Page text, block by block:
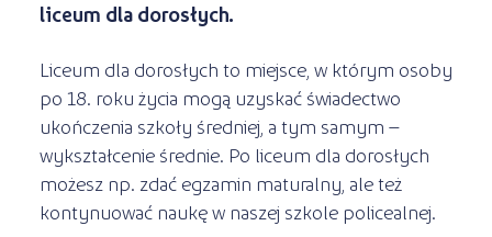
liceum dla dorosłych.
Liceum dla dorosłych to miejsce, w którym osoby
po 18. roku życia mogą uzyskać świadectwo
ukończenia szkoły średniej, a tym samym –
wykształcenie średnie. Po liceum dla dorosłych
możesz np. zdać egzamin maturalny, ale też
kontynuować naukę w naszej szkole policealnej.